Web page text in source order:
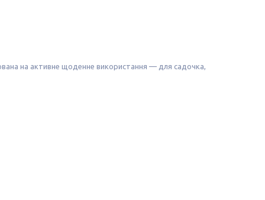
на активне щоденне використання — для садочка,